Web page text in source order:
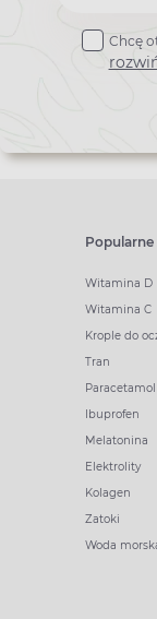
do
Chcę
Witamina D
Witamina C
Krople do
Tran
Paracetamol
Ibuprofen
Melatonina
Elektrolity
Kolagen
Zatoki
Woda